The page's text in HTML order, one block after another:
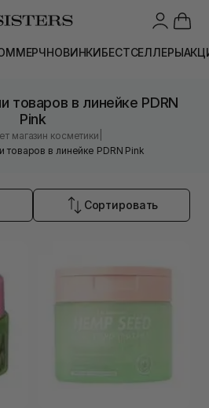
МЕРЧНОВИНКИБЕСТСЕЛЛЕРЫ
товаров в линейке PDRN
Pink
магазин косметики
товаров в линейке PDRN Pink
Сортировать